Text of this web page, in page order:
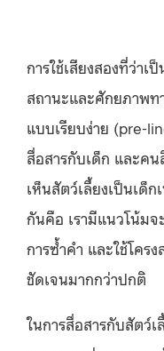
การใช้เสียงสองที่ว่า
สถานะและศักยภาพท
แบบเรียบง่าย (pre-
สื่อสารกับเด็ก และค
เห็นสัตว์เลี้ยงเป็นเด็
กันคือ เรามีแนวโน้มจ
การซ้ำคำ และใช้โคร
ชัดเจนมากกว่าปกติ
ในการสื่อสารกับสัตว์